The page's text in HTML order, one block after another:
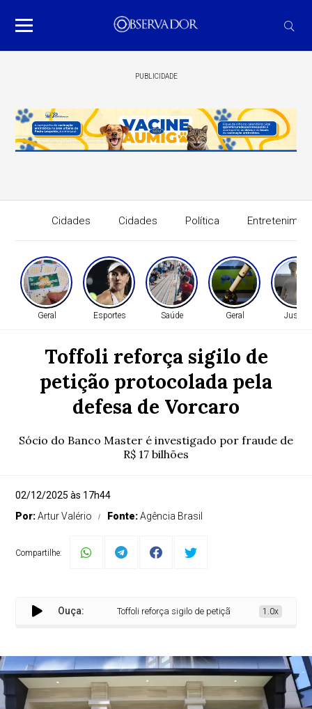
PUBLICIDADE
Cidades Cidades Política
Geral Esportes Saúde Geral Justiça
Toffoli reforça sigilo de
petição protocolada pela
defesa de Vorcaro
Sócio do Banco Master é investigado por fraude de
R$ 17 bilhões
02/12/2025 às 17h44
Por:Artur Valério Fonte:Agência Brasil
Compartilhe:
Ouça: Toffoli reforça sigilo de petição protocolada pela
1.0x